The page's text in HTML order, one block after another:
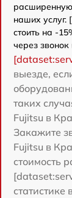
наших услуг.
стоить на -
через
выезде,
таких
Fujitsu в
Закажите
Fujitsu в
стоимость